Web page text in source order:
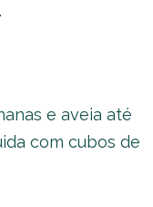
e aveia até
com cubos de